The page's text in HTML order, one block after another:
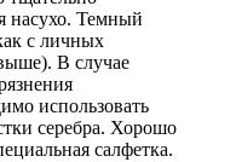
насухо. Темный
с личных
В случае
использовать
серебра. Хорошо
салфетка.